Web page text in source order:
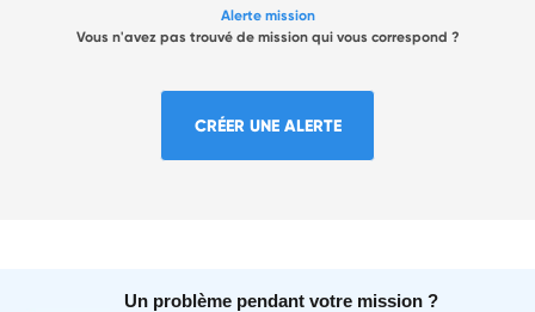
Alerte mission
Vous n'avez pas trouvé de mission qui vous correspond ?
CRÉER UNE ALERTE
Un problème pendant votre mission ?